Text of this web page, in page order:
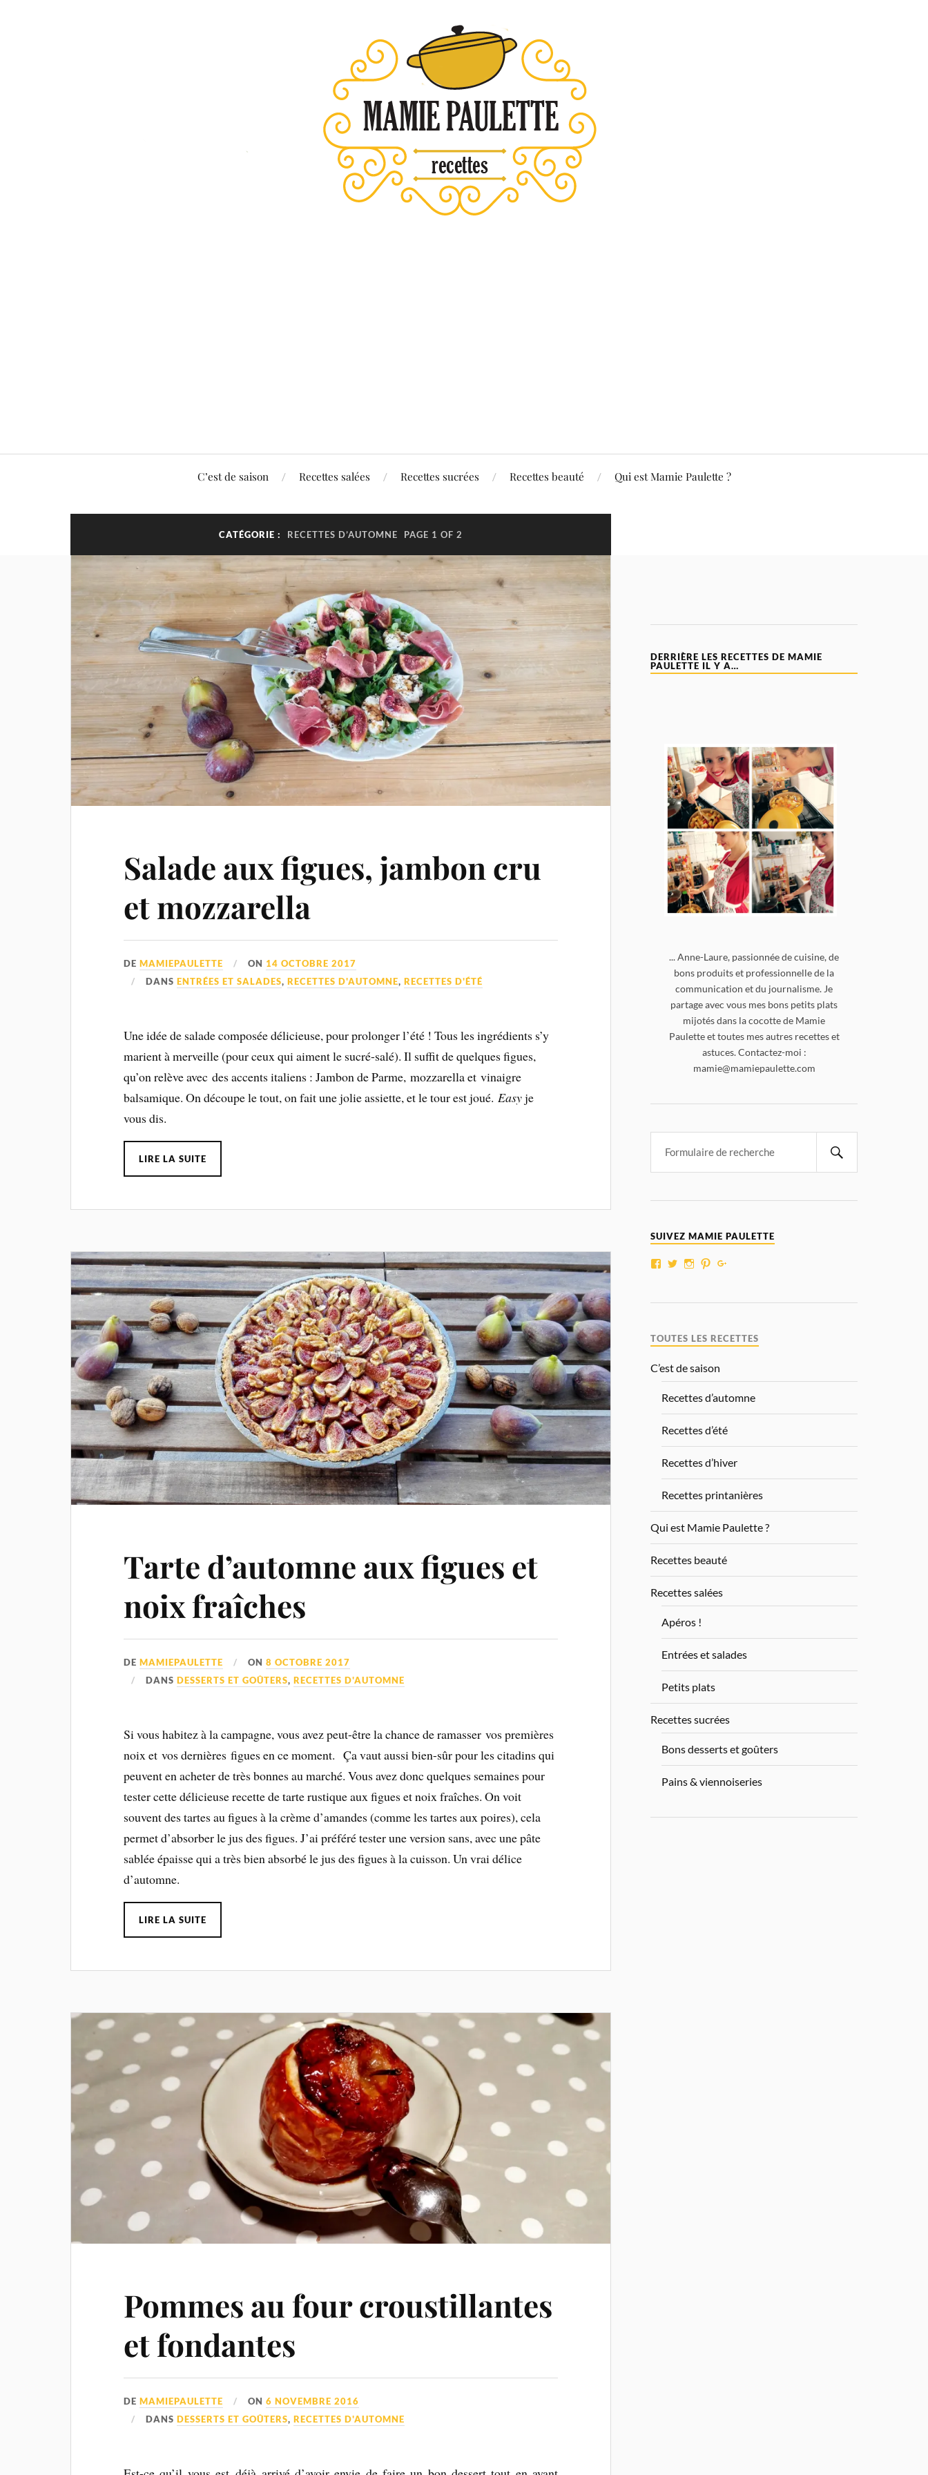
C’est de saison Recettes salées Recettes sucrées Recettes beauté Qui est Mamie Paulette ?
CATÉGORIE : RECETTES D’AUTOMNE PAGE 1 OF 2
Salade aux figues, jambon cru
et mozzarella
DEMAMIEPAULETTE ON 14 OCTOBRE 2017
DANSENTRÉES ET SALADES,RECETTES D'AUTOMNE,RECETTES D'ÉTÉ
Une idée de salade composée délicieuse, pour prolonger l’été ! Tous les ingrédients s’y
marient à merveille (pour ceux qui aiment le sucré-salé). Il suffit de quelques figues,
qu’on relève avec des accents italiens : Jambon de Parme, mozzarella et vinaigre
balsamique. On découpe le tout, on fait une jolie assiette, et le tour est joué. Easyje
vous dis.
LIRE LA SUITE
Tarte d’automne aux figues et
noix fraîches
DEMAMIEPAULETTE ON8 OCTOBRE 2017
DANSDESSERTS ET GOÛTERS,RECETTES D'AUTOMNE
Si vous habitez à la campagne, vous avez peut-être la chance de ramasser vos premières
noix et vos dernières figues en ce moment. Ça vaut aussi bien-sûr pour les citadins qui
peuvent en acheter de très bonnes au marché. Vous avez donc quelques semaines pour
tester cette délicieuse recette de tarte rustique aux figues et noix fraîches. On voit
souvent des tartes au figues à la crème d’amandes (comme les tartes aux poires), cela
permet d’absorber le jus des figues. J’ai préféré tester une version sans, avec une pâte
sablée épaisse qui a très bien absorbé le jus des figues à la cuisson. Un vrai délice
d’automne.
LIRE LA SUITE
Pommes au four croustillantes
et fondantes
DEMAMIEPAULETTE ON6 NOVEMBRE 2016
DANSDESSERTS ET GOÛTERS,RECETTES D'AUTOMNE
DERRIÈRE LES RECETTES DE MAMIE
PAULETTE IL Y A…
... Anne-Laure, passionnée de cuisine, de
bons produits et professionnelle de la
communication et du journalisme. Je
partage avec vous mes bons petits plats
mijotés dans la cocotte de Mamie
Paulette et toutes mes autres recettes et
astuces. Contactez-moi :
mamie@mamiepaulette.com
SUIVEZ MAMIE PAULETTE
TOUTES LES RECETTES
C’est de saison
Recettes d’automne
Recettes d’été
Recettes d’hiver
Recettes printanières
Qui est Mamie Paulette ?
Recettes beauté
Recettes salées
Apéros !
Entrées et salades
Petits plats
Recettes sucrées
Bons desserts et goûters
Pains & viennoiseries